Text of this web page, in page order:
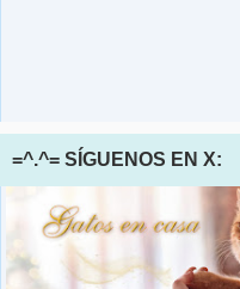
=^.^= SÍGUENOS EN X: